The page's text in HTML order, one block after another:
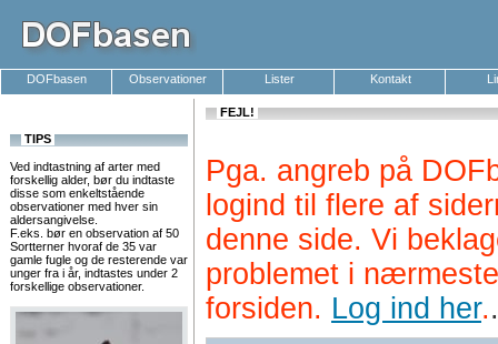
DOFbasen Observationer Lister Kontakt
TIPS
Ved indtastning af arter med
forskellig alder, bør du indtaste
disse som enkeltstående
observationer med hver sin
aldersangivelse.
F.eks. bør en observation af 50
Sortterner hvoraf de 35 var
gamle fugle og de resterende var
unger fra i år, indtastes under 2
forskellige observationer.
FEJL!
Pga. angreb på
logind til flere af
denne side. Vi
problemet i
forsiden. Log ind her..